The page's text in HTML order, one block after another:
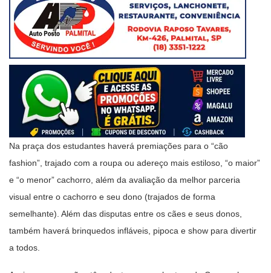
Na praça dos estudantes haverá premiações para o “cão
fashion”, trajado com a roupa ou adereço mais estiloso, “o maior”
e “o menor” cachorro, além da avaliação da melhor parceria
visual entre o cachorro e seu dono (trajados de forma
semelhante). Além das disputas entre os cães e seus donos,
também haverá brinquedos infláveis, pipoca e show para divertir
a todos.